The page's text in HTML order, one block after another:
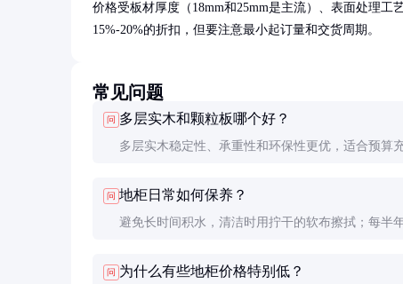
价格受板材厚度（18mm和25mm是主流）、表面处理
15%-20%的折扣，但要注意最小起订量和交货周期。
常见问题
问 多层实木和颗粒板哪个好？
多层实木稳定性、承重性和环保性更优，适合预算
期使用需求。
问 地柜日常如何保养？
避免长时间积水，清洁时用拧干的软布擦拭；每半
300mm。
问 为什么有些地柜价格特别低？